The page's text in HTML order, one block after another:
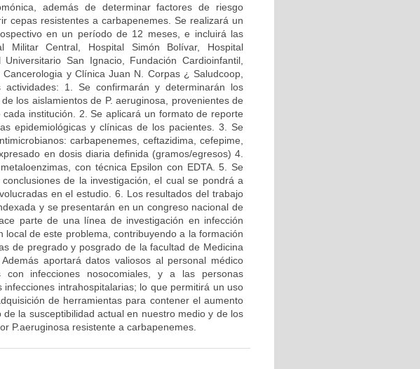
además de determinar factores de riesgo
cepas resistentes a carbapenemes. Se realizará un
en un período de 12 meses, e incluirá las
Militar Central, Hospital Simón Bolívar, Hospital
San Ignacio, Fundación Cardioinfantil,
y Clínica Juan N. Corpas ¿ Saludcoop,
1. Se confirmarán y determinarán los
los aislamientos de P. aeruginosa, provenientes de
institución. 2. Se aplicará un formato de reporte
epidemiológicas y clínicas de los pacientes. 3. Se
carbapenemes, ceftazidima, cefepime,
en dosis diaria definida (gramos/egresos) 4.
con técnica Epsilon con EDTA. 5. Se
de la investigación, el cual se pondrá a
en el estudio. 6. Los resultados del trabajo
y se presentarán en un congreso nacional de
parte de una línea de investigación en infección
local de este problema, contribuyendo a la formación
de pregrado y posgrado de la facultad de Medicina
aportará datos valiosos al personal médico
infecciones nosocomiales, y a las personas
intrahospitalarias; lo que permitirá un uso
de herramientas para contener el aumento
la susceptibilidad actual en nuestro medio y de los
P.aeruginosa resistente a carbapenemes.